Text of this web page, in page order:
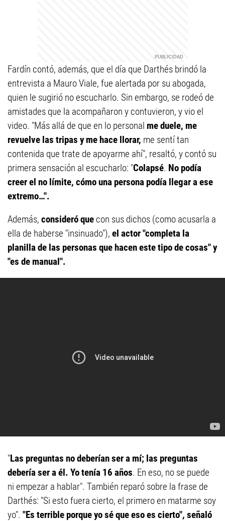
Fardín contó, además, que el día que Darthés brindó la
entrevista a Mauro Viale, fue alertada por su abogada,
quien le sugirió no escucharlo. Sin embargo, se rodeó de
amistades que la acompañaron y contuvieron, y vio el
video. "Más allá de que en lo personal me duele, me
revuelve las tripas y me hace llorar, me sentí tan
contenida que trate de apoyarme ahí", resaltó, y contó su
primera sensación al escucharlo: "Colapsé. No podía
creer el no límite, cómo una persona podía llegar a ese
extremo…".
Además, consideróque con sus dichos (como acusarla a
ella de haberse "insinuado"), el actor "completa la
planilla de las personas que hacen este tipo de cosas" y
"es de manual".
"Las preguntas no deberían ser a mí; las preguntas
debería ser a él. Yo tenía 16 años. En eso, no se puede
ni empezar a hablar". También reparó sobre la frase de
Darthés: "Si esto fuera cierto, el primero en matarme soy
yo". "Es terrible porque yo sé que eso es cierto", señaló